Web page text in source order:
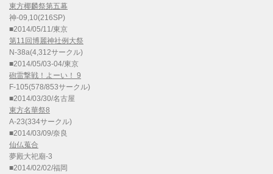
東方椰麟祭第五幕
神-09,10(216SP)
■2014/05/11/東京
第11回博麗神社例大祭
N-38a(4,312サークル)
■2014/05/03-04/東京
砲雷撃戦！よーい！ 9
F-105(578/853サークル)
■2014/03/30/名古屋
東方名華祭8
A-23(334サークル)
■2014/03/09/奈良
仙仏蒐合
夢殿大祀廟-3
■2014/02/02/福岡